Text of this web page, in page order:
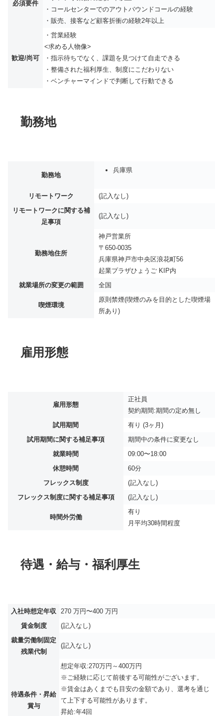
必須要件
・コールセンターでのアウトバウンドコールの経験
・販売、接客など顧客折衝の経験2年以上
歓迎/尚可
・営業経験
<求める人物像>
・指示待ちでなく、課題を見つけて自走できる
・整備された福利厚生、制度にこだわりない
・ベンチャーマインドで判断して行動できる
勤務地
勤務地
兵庫県
リモートワーク
(記入なし)
リモートワークに関する補
足事項
(記入なし)
勤務地住所
神戸営業所
〒650-0035
兵庫県神戸市中央区浪花町56
起業プラザひょうご KIP内
就業場所の変更の範囲
全国
喫煙環境
原則禁煙(喫煙のみを目的とした喫煙場
所あり)
雇用形態
雇用形態
正社員
契約期間:期間の定め無し
試用期間
有り (3ヶ月)
試用期間に関する補足事項
期間中の条件に変更なし
就業時間
09:00〜18:00
休憩時間
60分
フレックス制度
(記入なし)
フレックス制度に関する補足事項
(記入なし)
時間外労働
有り
月平均30時間程度
待遇・給与・福利厚生
入社時想定年収
270 万円〜400 万円
賃金制度
(記入なし)
裁量労働制固定
残業代制
(記入なし)
待遇条件・昇給
賞与
想定年収:270万円～400万円
※ご経験に応じて前後する可能性がございます。
※賃金はあくまでも目安の金額であり、選考を通じ
て上下する可能性があります。
昇給:年4回